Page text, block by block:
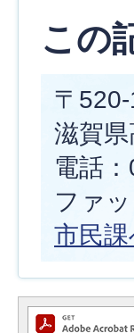
この
〒
滋賀
電話
ファ
市民